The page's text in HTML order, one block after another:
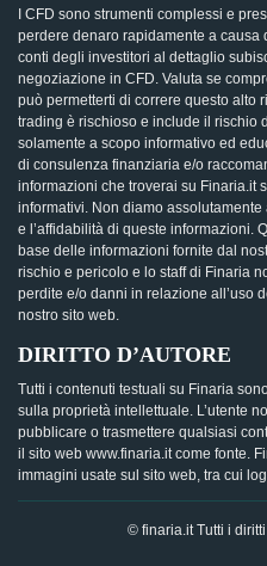
I CFD sono strumenti complessi e
perdere denaro rapidamente a causa
conti degli investitori al dettaglio
negoziazione in CFD. Valuta se
può permetterti di correre questo alto
trading è rischioso e include il rischio
solamente a scopo informativo ed
di consulenza finanziaria e/o
informazioni che troverai su Finaria.it
informativi. Non diamo
e l’affidabilità di queste informazioni.
base delle informazioni fornite dal
rischio e pericolo e lo staff di Finaria
perdite e/o danni in relazione all’uso
nostro sito web.
DIRITTO D’AUTORE
Tutti i contenuti testuali su Finaria
sulla proprietà intellettuale. L’utente
pubblicare o trasmettere qualsiasi
il sito web www.finaria.it come fonte.
immagini usate sul sito web, tra cui
© finaria.it Tutti i